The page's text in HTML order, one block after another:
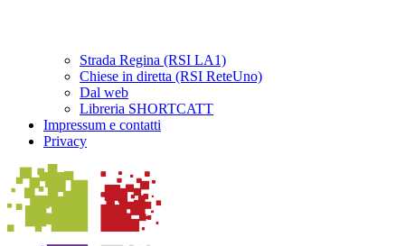
Strada Regina (RSI LA1)
Chiese in diretta (RSI ReteUno)
Dal web
Libreria SHORTCATT
Impressum e contatti
Privacy